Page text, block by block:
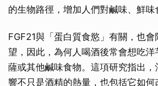
的生物路徑，增加人們對鹹味、鮮味
FGF21與「蛋白質食慾」有關，也
望，因此，為何人喝酒後常會想吃洋
薩或其他鹹味食物。這項研究指出，
響不只是酒精的熱量，也包括它如何